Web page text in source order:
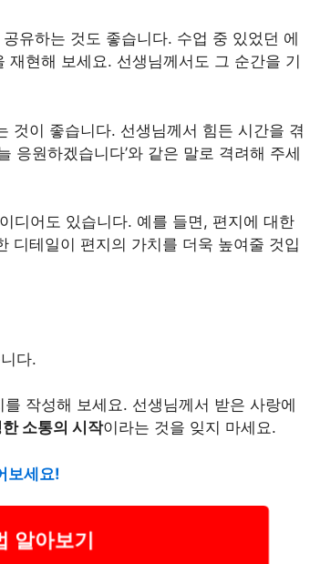
공유하는 것도 좋습니다. 수업 중 있었던 에
현해 보세요. 선생님께서도 그 순간을 기
것이 좋습니다. 선생님께서 힘든 시간을 겪
응원하겠습니다’와 같은 말로 격려해 주세
디어도 있습니다. 예를 들면, 편지에 대한
디테일이 편지의 가치를 더욱 높여줄 것입
다.
작성해 보세요. 선생님께서 받은 사랑에
소통의 시작이라는 것을 잊지 마세요.
보세요!
알아보기